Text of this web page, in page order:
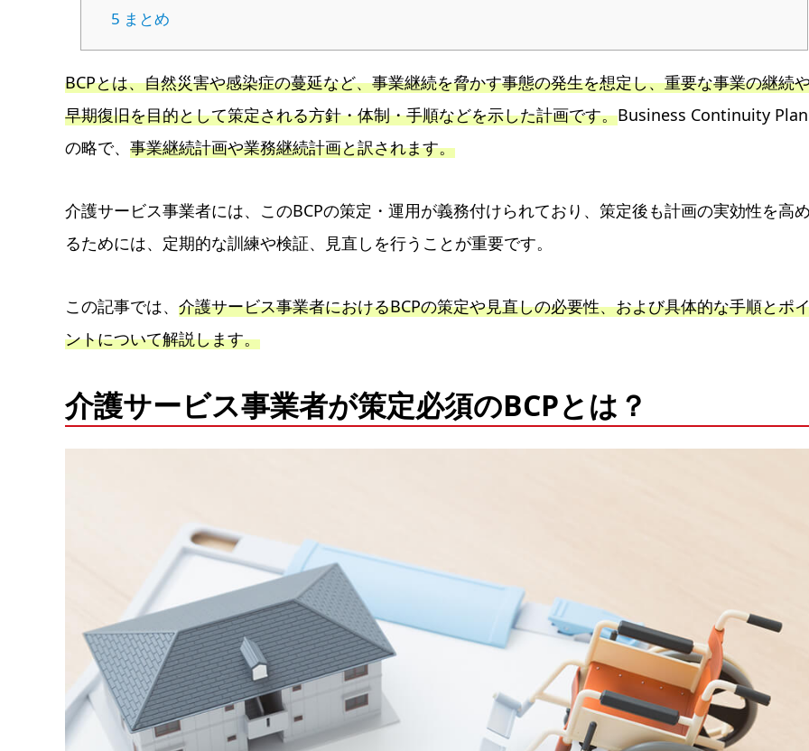
5 まとめ
BCPとは、自然災害や感染症の蔓延など、事業継続を脅かす事態の発生を想定し、重要な事業の継続
早期復旧を目的として策定される方針・体制・手順などを示した計画です。Business Continuity Plan
の略で、 事業継続計画や業務継続計画と訳されます。
介護サービス事業者には、このBCPの策定・運用が義務付けられており、策定後も計画の実効性を高め
るためには、定期的な訓練や検証、見直しを行うことが重要です。
この記事では、 介護サービス事業者におけるBCPの策定や見直しの必要性、および具体的な手順とポ
ントについて解説します。
介護サービス事業者が策定必須のBCPとは？